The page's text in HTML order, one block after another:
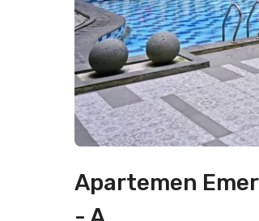
Apartemen